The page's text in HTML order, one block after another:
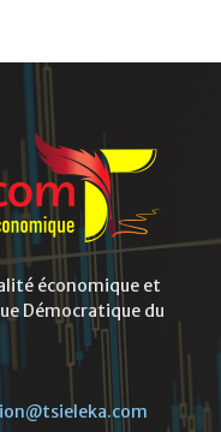
économique et
Démocratique du